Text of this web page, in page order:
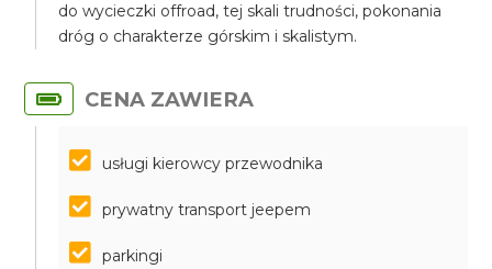
do wycieczki offroad, tej skali trudności, pokonania
dróg o charakterze górskim i skalistym.
CENA ZAWIERA
usługi kierowcy przewodnika
prywatny transport jeepem
parkingi